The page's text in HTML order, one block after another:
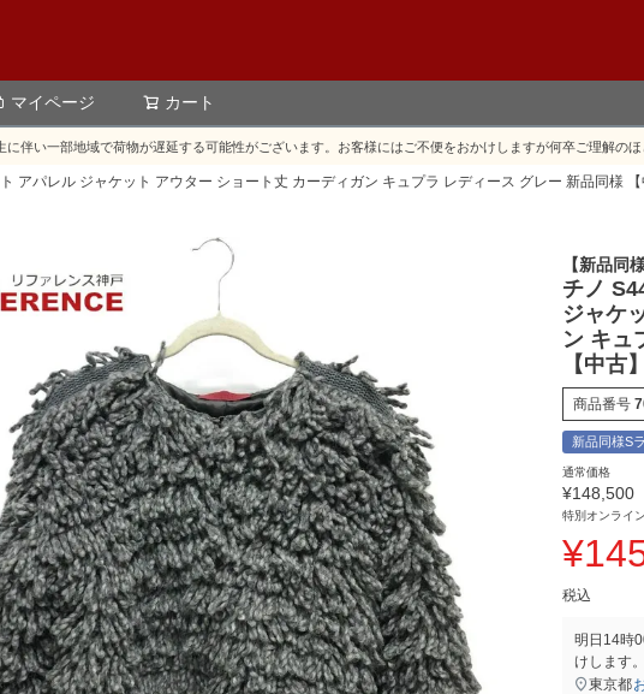
マイページ カート
に伴い一部地域で荷物が遅延する可能性がございます。お客様にはご不便をおかけしますが何卒ご理解のほ
アパレル ジャケット アウター ショート丈 カーディガン キュプラ レディース グレー 新品同様 【
【新品同
チノ
ジャケ
ン キュ
【中古】
商品番号
新品同様S
通常価格
¥148,500
特別オンライ
¥
税込
明日 14時
けします。
東京都